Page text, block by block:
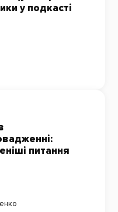
у подкасті
питання